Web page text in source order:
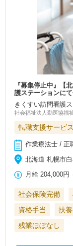
『募集停止中』【
護ステーションに
きくすい訪問看護
社会福祉法人勤医協福
転職支援サービ
作業療法士 / 正
北海道 札幌市
月給 204,000円
社会保険完備
資格手当
扶
残業ほぼなし